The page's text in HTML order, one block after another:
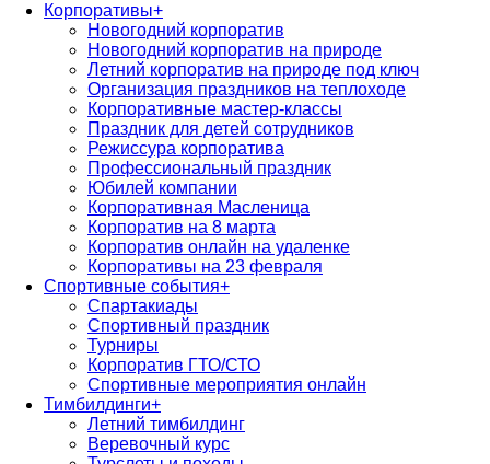
Корпоративы+
Новогодний корпоратив
Новогодний корпоратив на природе
Летний корпоратив на природе под ключ
Организация праздников на теплоходе
Корпоративные мастер-классы
Праздник для детей сотрудников
Режиссура корпоратива
Профессиональный праздник
Юбилей компании
Корпоративная Масленица
Корпоратив на 8 марта
Корпоратив онлайн на удаленке
Корпоративы на 23 февраля
Спортивные события+
Спартакиады
Спортивный праздник
Турниры
Корпоратив ГТО/СТО
Спортивные мероприятия онлайн
Тимбилдинги+
Летний тимбилдинг
Веревочный курс